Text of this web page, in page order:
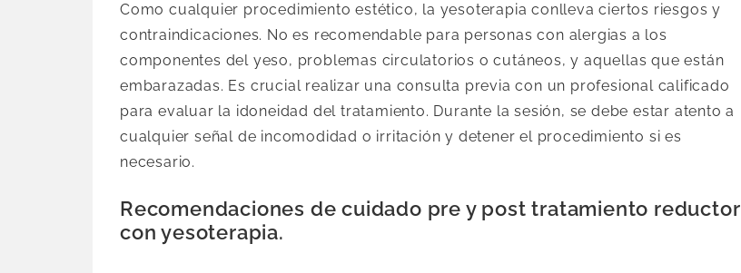
Como cualquier procedimiento estético, la yesoterapia conlleva ciertos riesgos y
contraindicaciones. No es recomendable para personas con alergias a los
componentes del yeso, problemas circulatorios o cutáneos, y aquellas que están
embarazadas. Es crucial realizar una consulta previa con un profesional calificado
para evaluar la idoneidad del tratamiento. Durante la sesión, se debe estar atento a
cualquier señal de incomodidad o irritación y detener el procedimiento si es
necesario.
Recomendaciones de cuidado pre y post tratamiento reductor
con yesoterapia.